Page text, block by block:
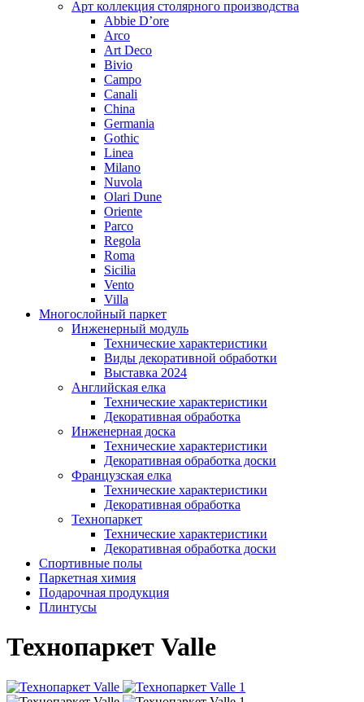
Арт коллекция столярного производства
Abbie D’ore
Arco
Art Deco
Bivio
Campo
Canali
China
Germania
Gothic
Linea
Milano
Nuvola
Olari Dune
Oriente
Parco
Regola
Roma
Sicilia
Vento
Villa
Многослойный паркет
Инженерный модуль
Технические характеристики
Виды декоративной обработки
Выставка 2024
Английская елка
Технические характеристики
Декоративная обработка
Инженерная доска
Технические характеристики
Декоративная обработка доски
Французская елка
Технические характеристики
Декоративная обработка
Технопаркет
Технические характеристики
Декоративная обработка доски
Спортивные полы
Паркетная химия
Подарочная продукция
Плинтусы
Технопаркет Valle